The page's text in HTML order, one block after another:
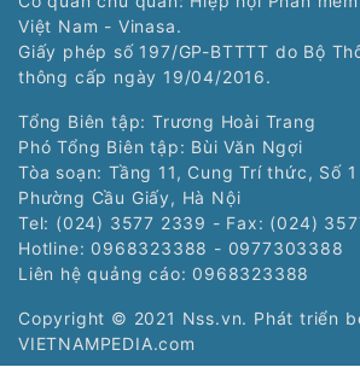
Việt Nam - Vinasa.
Giấy phép số 197/GP-BTTTT do Bộ
thông cấp ngày 19/04/2016.
Tổng Biên tập: Trương Hoài Trang
Phó Tổng Biên tập: Bùi Văn Ngợi
Tòa soạn: Tầng 11, Cung Trí thức, Số
Phường Cầu Giấy, Hà Nội
Tel: (024) 3577 2339 - Fax: (024)
Hotline: 0968323388 - 0977303388
Liên hệ quảng cáo: 0968323388
Copyright © 2021 Nss.vn. Phát triển
VIETNAMPEDIA.com